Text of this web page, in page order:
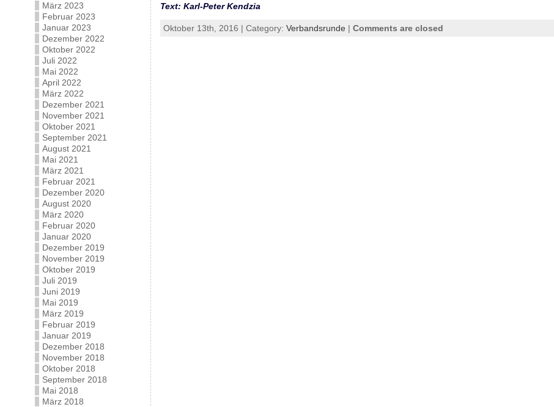
März 2023
Februar 2023
Januar 2023
Dezember 2022
Oktober 2022
Juli 2022
Mai 2022
April 2022
März 2022
Dezember 2021
November 2021
Oktober 2021
September 2021
August 2021
Mai 2021
März 2021
Februar 2021
Dezember 2020
August 2020
März 2020
Februar 2020
Januar 2020
Dezember 2019
November 2019
Oktober 2019
Juli 2019
Juni 2019
Mai 2019
März 2019
Februar 2019
Januar 2019
Dezember 2018
November 2018
Oktober 2018
September 2018
Mai 2018
März 2018
Text: Karl-Peter Kendzia
Oktober 13th, 2016 | Category: Verbandsrunde | Comments are closed